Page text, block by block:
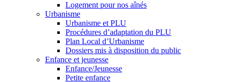
Logement pour nos aînés
Urbanisme
Urbanisme et PLU
Procédures d’adaptation du PLU
Plan Local d’Urbanisme
Dossiers mis à disposition du public
Enfance et jeunesse
Enfance/Jeunesse
Petite enfance